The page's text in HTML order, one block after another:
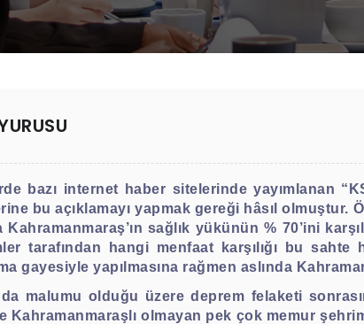
bazı internet haber sitelerinde yayımlanan
bu açıklamayı yapmak gereği hâsıl
sağlık yükünün % 70’ini
tarafından hangi menfaat karşılığı bu
gayesiyle yapılmasına rağmen aslında
da malumu olduğu üzere deprem felaketi
Kahramanmaraşlı olmayan pek çok memur